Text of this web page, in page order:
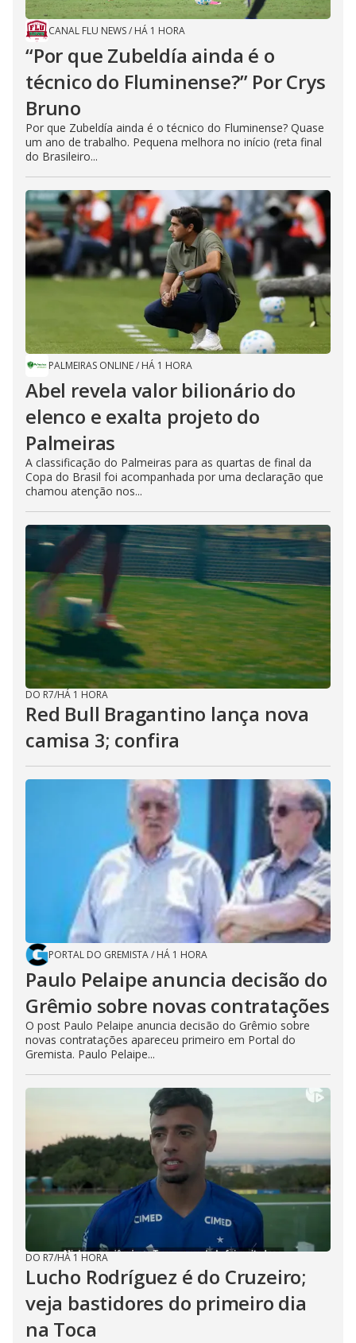
CANAL FLU NEWS/ HÁ 1 HORA
“Por que Zubeldía ainda é o
técnico do Fluminense?” Por Crys
Bruno
Por que Zubeldía ainda é o técnico do Fluminense? Quase
um ano de trabalho. Pequena melhora no início (reta final
do Brasileiro...
PALMEIRAS ONLINE/ HÁ 1 HORA
Abel revela valor bilionário do
elenco e exalta projeto do
Palmeiras
A classificação do Palmeiras para as quartas de final da
Copa do Brasil foi acompanhada por uma declaração que
chamou atenção nos...
DO R7/HÁ 1 HORA
Red Bull Bragantino lança nova
camisa 3; confira
PORTAL DO GREMISTA/ HÁ 1 HORA
Paulo Pelaipe anuncia decisão do
Grêmio sobre novas contratações
O post Paulo Pelaipe anuncia decisão do Grêmio sobre
novas contratações apareceu primeiro em Portal do
Gremista. Paulo Pelaipe...
DO R7/HÁ 1 HORA
Lucho Rodríguez é do Cruzeiro;
veja bastidores do primeiro dia
na Toca